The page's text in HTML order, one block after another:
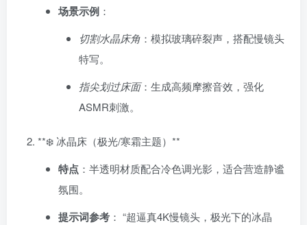
场景示例 ​：
切割水晶床角 ：模拟玻璃碎裂声，搭配慢镜头
特写。
指尖划过床面：生成高频摩擦音效，强化
ASMR刺激。
​**❄️ 冰晶床（极光/寒霜主题）​**​
特点 ​：半透明材质配合冷色调光影，适合营造静谧
氛围。
提示词参考 ​： “超逼真4K慢镜头，极光下的冰晶